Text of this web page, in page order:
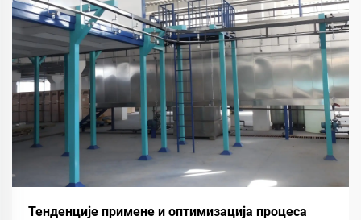
Тенденције примене и оптимизација процеса